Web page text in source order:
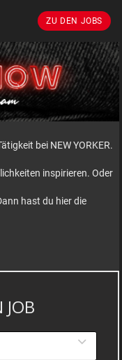
ZU DEN JOBS
bei NEW YORKER.
inspirieren. Oder
hast du hier die
JOB